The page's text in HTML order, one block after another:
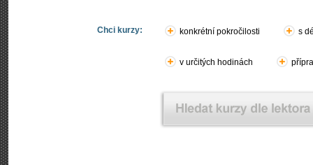
Chci kurzy: konkrétní pokročilosti s
v určitých hodinách